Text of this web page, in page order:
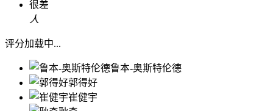
很差
人
评分加载中...
鲁本-奥斯特伦德
郭得好
崔健宇